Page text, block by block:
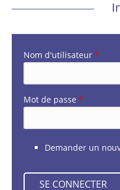
Nom d'utilisateur *
Mot de passe *
Demander un